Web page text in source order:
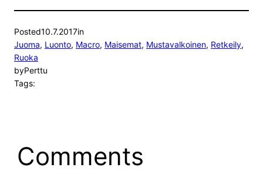
Posted10.7.2017in
Juoma, Luonto, Macro, Maisemat, Mustavalkoinen, Retkeily
Ruoka
byPerttu
Tags:
Comments